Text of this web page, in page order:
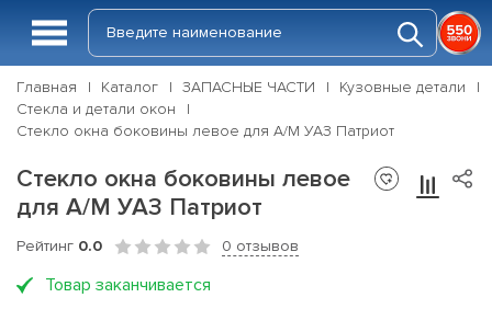
Главная Каталог ЗАПАСНЫЕ ЧАСТИ
Кузовные детали
Стекла и детали окон
Стекло окна боковины левое для А/М УАЗ Патриот
Стекло окна боковины левое
для А/М УАЗ Патриот
Рейтинг 0.0 0 отзывов
Товар заканчивается